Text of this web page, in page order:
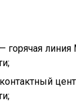
горячая